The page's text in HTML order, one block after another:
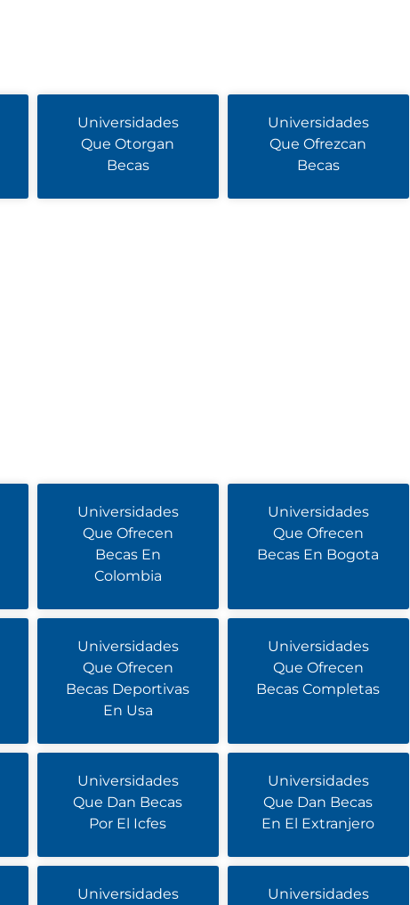
Universidades
Que Otorgan
Becas
Universidades
Que Ofrezcan
Becas
Universidades
Que Ofrecen
Becas En
Colombia
Universidades
Que Ofrecen
Becas En Bogota
Universidades
Que Ofrecen
Becas Deportivas
En Usa
Universidades
Que Ofrecen
Becas Completas
Universidades
Que Dan Becas
Por El Icfes
Universidades
Que Dan Becas
En El Extranjero
Universidades
Universidades